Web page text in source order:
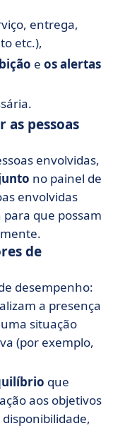
entrega,
etc.),
e os alertas
pessoas
envolvidas,
no painel de
envolvidas
que possam
de
desempenho:
a presença
situação
(por exemplo,
que
aos objetivos